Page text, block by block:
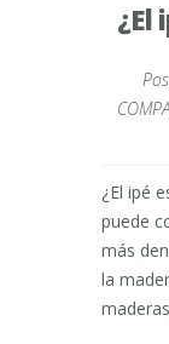
¿El
¿El ipé
puede
más
la